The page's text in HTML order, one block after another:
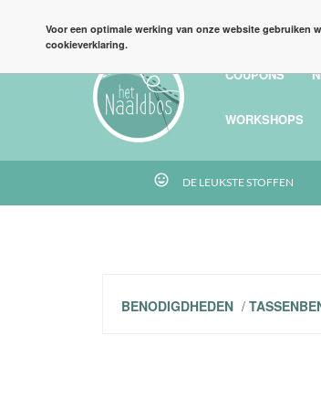
COUPONS
WORKSHOPS
tag_faces DE LEUKSTE STOFFEN
BENODIGDHEDEN /
Voor een optimale werking van onze website gebruiken
cookieverklaring.